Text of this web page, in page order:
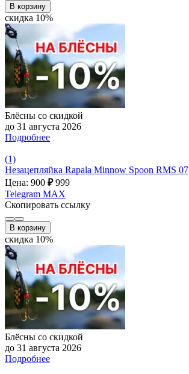
В корзину
скидка 10%
Блёсны со скидкой
до 31 августа 2026
Подробнее
(1)
Незацепляйка Rapala Minnow Spoon RMS 07
Цена: 900 ₽ 999
Telegram MAX
Скопировать ссылку
В корзину
скидка 10%
Блёсны со скидкой
до 31 августа 2026
Подробнее